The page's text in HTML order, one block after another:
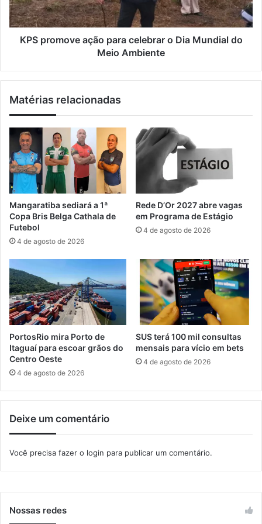
õ
e
p
o
t
L
i
x
Z
e
o
e
m
p
r
é
d
i
o
s
p
b
i
s
o
v
p
a
a
e
l
e
r
a
D
i
a
M
u
n
d
i
a
l
e
i
A
i
e
KPS promove ação para celebrar o Dia Mundial do
Meio Ambiente
Matérias relacionadas
Mangaratiba sediará a 1ª
Copa Bris Belga Cathala de
Futebol
4 de agosto de 2026
Rede D’Or 2027 abre vagas
em Programa de Estágio
4 de agosto de 2026
PortosRio mira Porto de
Itaguaí para escoar grãos do
Centro Oeste
4 de agosto de 2026
SUS terá 100 mil consultas
mensais para vício em bets
4 de agosto de 2026
Deixe um comentário
Você precisa fazer o login para publicar um comentário.
Nossas redes